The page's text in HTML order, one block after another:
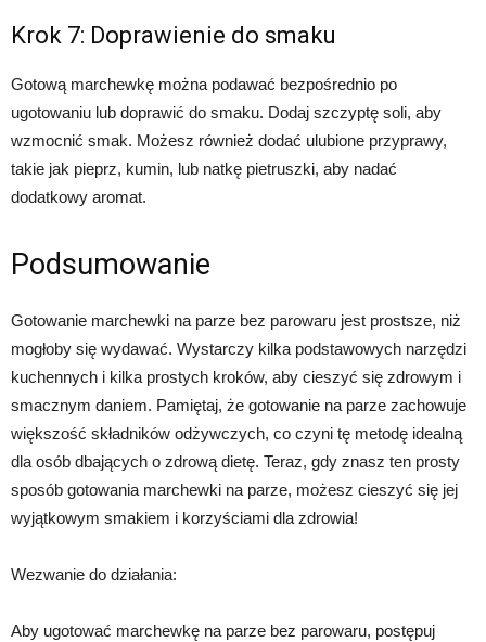
Krok 7: Doprawienie do smaku
Gotową marchewkę można podawać bezpośrednio po
ugotowaniu lub doprawić do smaku. Dodaj szczyptę soli, aby
wzmocnić smak. Możesz również dodać ulubione przyprawy,
takie jak pieprz, kumin, lub natkę pietruszki, aby nadać
dodatkowy aromat.
Podsumowanie
Gotowanie marchewki na parze bez parowaru jest prostsze, niż
mogłoby się wydawać. Wystarczy kilka podstawowych narzędzi
kuchennych i kilka prostych kroków, aby cieszyć się zdrowym i
smacznym daniem. Pamiętaj, że gotowanie na parze zachowuje
większość składników odżywczych, co czyni tę metodę idealną
dla osób dbających o zdrową dietę. Teraz, gdy znasz ten prosty
sposób gotowania marchewki na parze, możesz cieszyć się jej
wyjątkowym smakiem i korzyściami dla zdrowia!
Wezwanie do działania:
Aby ugotować marchewkę na parze bez parowaru, postępuj